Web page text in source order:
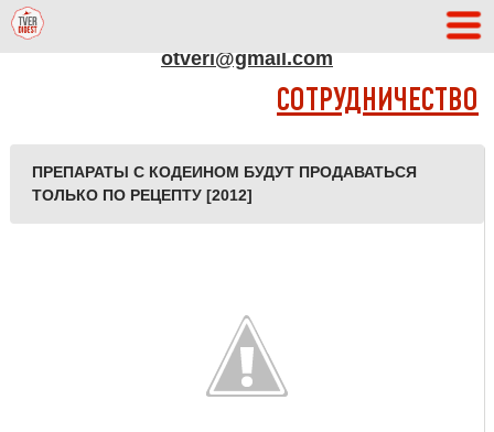
otveri@gmail.com
СОТРУДНИЧЕСТВО
ПРЕПАРАТЫ С КОДЕИНОМ БУДУТ ПРОДАВАТЬСЯ
ТОЛЬКО ПО РЕЦЕПТУ [2012]